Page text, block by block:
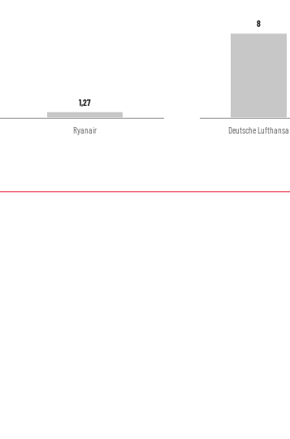
1,27
1,27
Ryanair
8
8
Deutsche Lufthansa